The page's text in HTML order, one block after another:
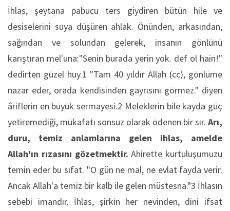
İhlas, şeytana pabucu ters giydiren bütün hile ve
desiselerini suya düşüren ahlak. Önünden, arkasından,
sağından ve solundan gelerek, insanın gönlünü
karıştıran mel'una:"Senin burada yerin yok. def ol hain!"
dedirten güzel huy.1 "Tam 40 yıldır Allah (cc), gönlüme
nazar eder, orada kendisinden gayrısını görmez." diyen
âriflerin en büyük sermayesi.2 Meleklerin bile kayda güç
yetiremediği, mükafatı sonsuz olarak ödenen bir sır. Arı,
duru, temiz anlamlarına gelen ihlas, amelde
Allah'ın rızasını gözetmektir. Ahirette kurtuluşumuzu
temin eder bu sıfat. "O gün ne mal, ne evlat fayda verir.
Ancak Allah'a temiz bir kalb ile gelen müstesna."3 İhlasın
sebebi imandır. İhlas, şirkin her nevinden, dini ifsat